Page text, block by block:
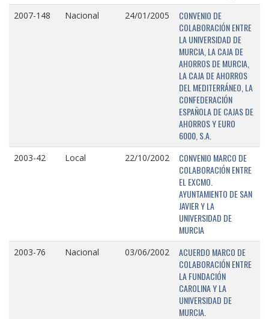
2007-148 Nacional 24/01/2005
CONVENIO DE
COLABORACIÓN ENTRE
LA UNIVERSIDAD DE
MURCIA, LA CAJA DE
AHORROS DE MURCIA,
LA CAJA DE AHORROS
DEL MEDITERRÁNEO, LA
CONFEDERACIÓN
ESPAÑOLA DE CAJAS DE
AHORROS Y EURO
6000, S.A.
2003-42 Local 22/10/2002
CONVENIO MARCO DE
COLABORACIÓN ENTRE
EL EXCMO.
AYUNTAMIENTO DE SAN
JAVIER Y LA
UNIVERSIDAD DE
MURCIA
2003-76 Nacional 03/06/2002
ACUERDO MARCO DE
COLABORACIÓN ENTRE
LA FUNDACIÓN
CAROLINA Y LA
UNIVERSIDAD DE
MURCIA.